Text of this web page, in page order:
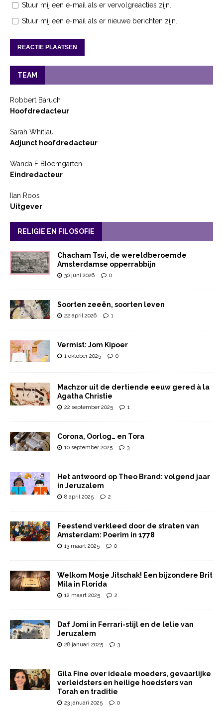
Stuur mij een e-mail als er vervolgreacties zijn.
Stuur mij een e-mail als er nieuwe berichten zijn.
TEAM
Robbert Baruch
Hoofdredacteur
Sarah Whitlau
Adjunct hoofdredacteur
Wanda F Bloemgarten
Eindredacteur
Ilan Roos
Uitgever
RELIGIE EN FILOSOFIE
Chacham Tsvi, de wereldberoemde
Amsterdamse opperrabbijn
30 juni 2026 0
Soorten zeeën, soorten leven
22 april 2026 1
Vermist: Jom Kipoer
1 oktober 2025 0
Machzor uit de dertiende eeuw gered à la
Agatha Christie
22 september 2025 1
Corona, Oorlog… en Tora
10 september 2025 3
Het antwoord op Theo Brand: volgend jaar
in Jeruzalem
8 april 2025 2
Feestend verkleed door de straten van
Amsterdam: Poerim in 1778
13 maart 2025 0
Welkom Mosje Jitschak! Een bijzondere Brit
Mila in Florida
12 maart 2025 2
Daf Jomi in Ferrari-stijl en de lelie van
Jeruzalem
28 januari 2025 3
Gila Fine over ideale moeders, gevaarlijke
verleidsters en heilige hoedsters van
Torah en traditie
23 januari 2025 0